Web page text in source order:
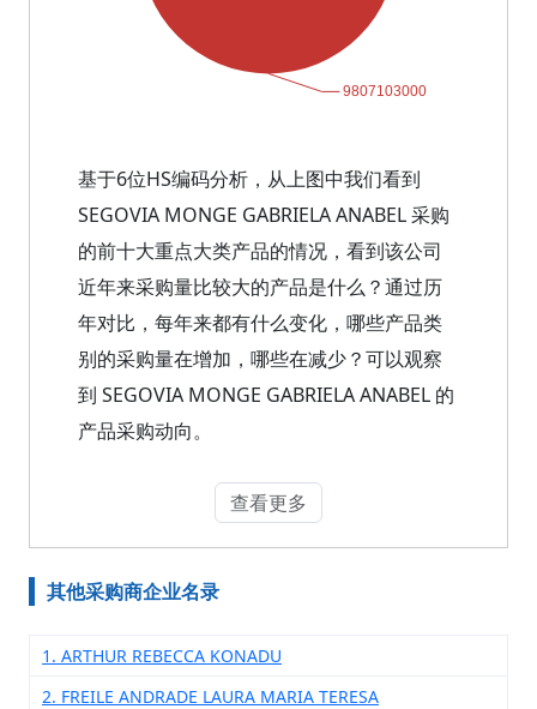
基于6位HS编码分析，从上图中我们看到
SEGOVIA MONGE GABRIELA ANABEL 采购
的前十大重点大类产品的情况，看到该公司
近年来采购量比较大的产品是什么？通过历
年对比，每年来都有什么变化，哪些产品类
别的采购量在增加，哪些在减少？可以观察
到 SEGOVIA MONGE GABRIELA ANABEL 的
产品采购动向。
查看更多
其他采购商企业名录
1. ARTHUR REBECCA KONADU
2. FREILE ANDRADE LAURA MARIA TERESA